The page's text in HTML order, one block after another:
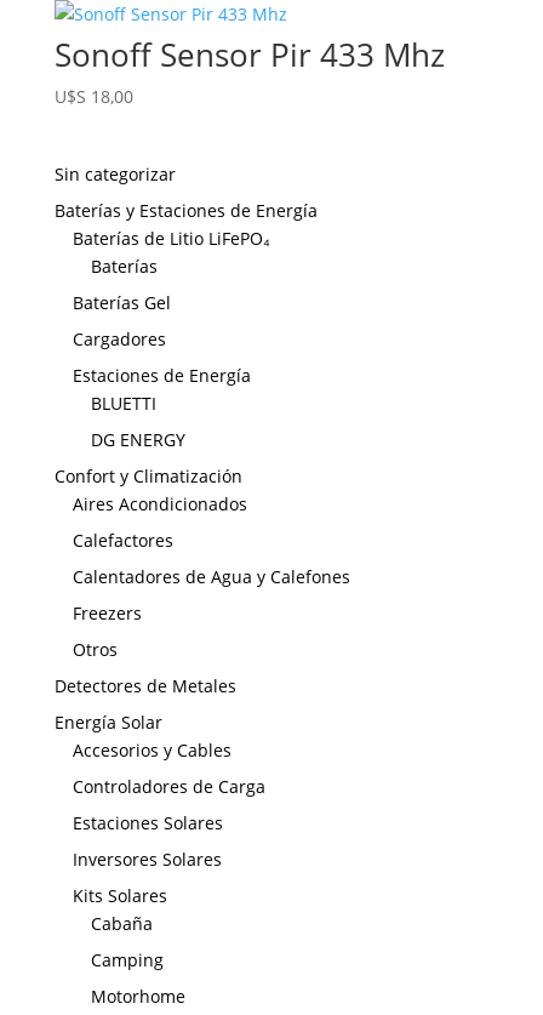
Sonoff Sensor Pir 433 Mhz
U$S 18,00
Sin categorizar
Baterías y Estaciones de Energía
Baterías de Litio LiFePO₄
Baterías
Baterías Gel
Cargadores
Estaciones de Energía
BLUETTI
DG ENERGY
Confort y Climatización
Aires Acondicionados
Calefactores
Calentadores de Agua y Calefones
Freezers
Otros
Detectores de Metales
Energía Solar
Accesorios y Cables
Controladores de Carga
Estaciones Solares
Inversores Solares
Kits Solares
Cabaña
Camping
Motorhome